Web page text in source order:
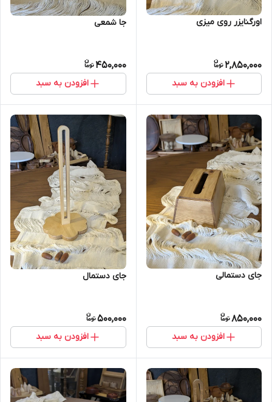
اورگنایزر روی میزی
2,850,000
افزودن به سبد
جا شمعی
450,000
افزودن به سبد
جای دستمالی
850,000
افزودن به سبد
جای دستمال
500,000
افزودن به سبد